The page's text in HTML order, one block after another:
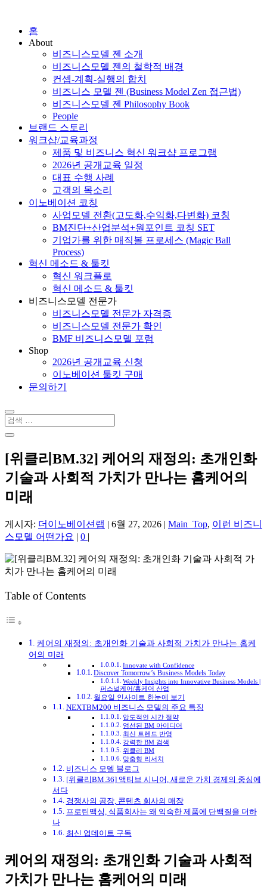
홈
About
비즈니스모델 젠 소개
비즈니스모델 젠의 철학적 배경
컨셉-계획-실행의 합치
비즈니스 모델 젠 (Business Model Zen 접근법)
비즈니스모델 젠 Philosophy Book
People
브랜드 스토리
워크샵/교육과정
제품 및 비즈니스 혁신 워크샵 프로그램
2026년 공개교육 일정
대표 수행 사례
고객의 목소리
이노베이션 코칭
사업모델 전환(고도화,수익화,다변화) 코칭
BM진단+산업분석+원포인트 코칭 SET
기업가를 위한 매직볼 프로세스 (Magic Ball
Process)
혁신 메소드 & 툴킷
혁신 워크플로
혁신 메소드 & 툴킷
비즈니스모델 전문가
비즈니스모델 전문가 자격증
비즈니스모델 전문가 확인
BMF 비즈니스모델 포럼
Shop
2026년 공개교육 신청
이노베이션 툴킷 구매
문의하기
[위클리BM.32] 케어의 재정의: 초개인화
기술과 사회적 가치가 만나는 홈케어의
미래
게시자: 더이노베이션랩 | 6월 27, 2026 | Main_Top, 이런 비즈니
스모델 어떤가요 | 0 |
Table of Contents
케어의 재정의: 초개인화 기술과 사회적 가치가 만나는 홈케
어의 미래
Innovate with Confidence
Discover Tomorrow’s Business Models Today
Weekly Insights into Innovative Business Models |
퍼스널케어/홈케어 산업
월요일 인사이트 한눈에 보기
NEXTBM200 비즈니스 모델의 주요 특징
압도적인 시간 절약
엄선된 BM 아이디어
최신 트렌드 반영
강력한 BM 검색
위클리 BM
맞춤형 리서치
비즈니스 모델 블로그
[위클리BM.36] 액티브 시니어, 새로운 가치 경제의 중심에
서다
경쟁사의 공장, 콘텐츠 회사의 매장
프로틴맥싱, 식품회사는 왜 익숙한 제품에 단백질을 더하
나
최신 업데이트 구독
케어의 재정의: 초개인화 기술과 사회적
가치가 만나는 홈케어의 미래